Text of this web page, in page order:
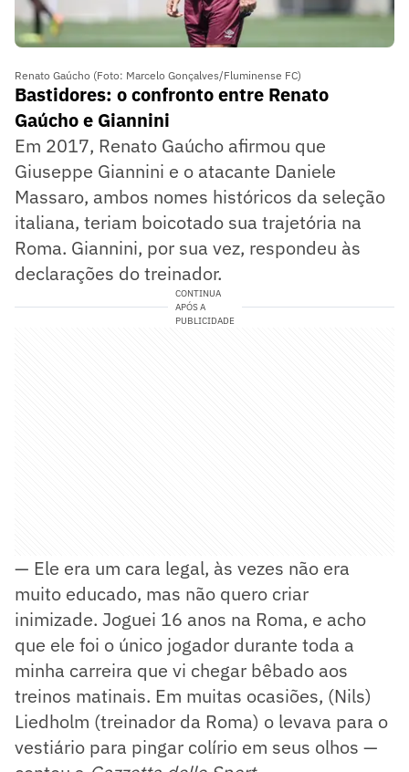
Renato Gaúcho (Foto: Marcelo Gonçalves/Fluminense FC)
Bastidores: o confronto entre Renato
Gaúcho e Giannini
Em 2017, Renato Gaúcho afirmou que
Giuseppe Giannini e o atacante Daniele
Massaro, ambos nomes históricos da seleção
italiana, teriam boicotado sua trajetória na
Roma. Giannini, por sua vez, respondeu às
declarações do treinador.
CONTINUA
APÓS A
PUBLICIDADE
— Ele era um cara legal, às vezes não era
muito educado, mas não quero criar
inimizade. Joguei 16 anos na Roma, e acho
que ele foi o único jogador durante toda a
minha carreira que vi chegar bêbado aos
treinos matinais. Em muitas ocasiões, (Nils)
Liedholm (treinador da Roma) o levava para o
vestiário para pingar colírio em seus olhos —